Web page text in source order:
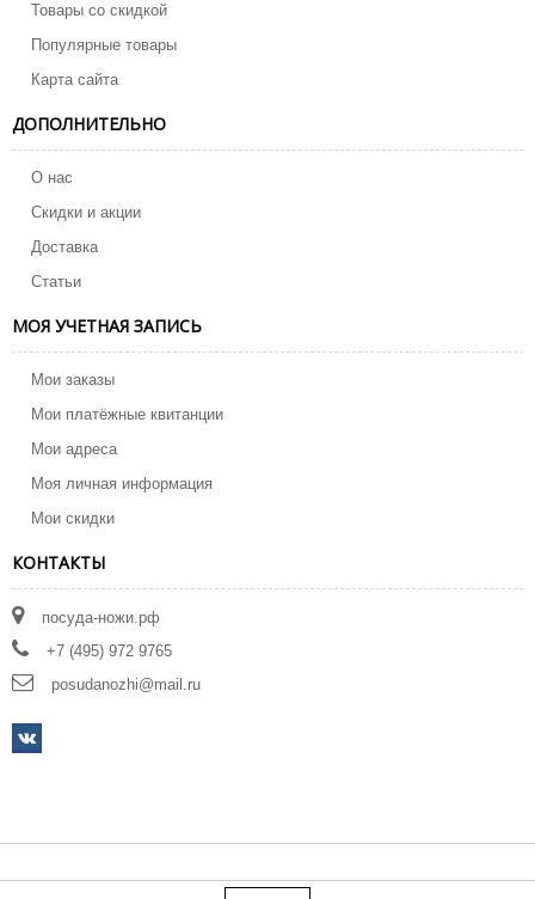
Товары со скидкой
Популярные товары
Карта сайта
ДОПОЛНИТЕЛЬНО
О нас
Скидки и акции
Доставка
Статьи
МОЯ УЧЕТНАЯ ЗАПИСЬ
Мои заказы
Мои платёжные квитанции
Мои адреса
Моя личная информация
Мои скидки
КОНТАКТЫ
посуда-ножи.рф
+7 (495) 972 9765
posudanozhi@mail.ru